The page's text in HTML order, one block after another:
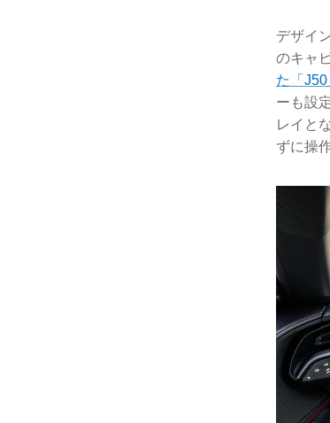
デザイ
のキャ
た「J50
ーも設
レイと
ずに操